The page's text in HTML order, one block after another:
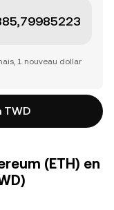
1 nouveau dollar
TWD
(ETH) en